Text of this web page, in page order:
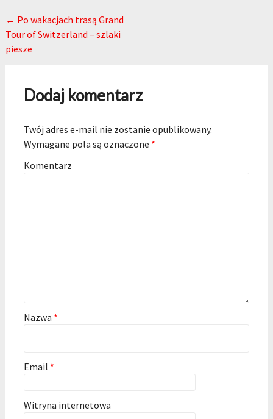
Post navigation
← Po wakacjach trasą Grand
Tour of Switzerland – szlaki
piesze
Dodaj komentarz
Twój adres e-mail nie zostanie opublikowany.
Wymagane pola są oznaczone *
Komentarz
Nazwa *
Email *
Witryna internetowa